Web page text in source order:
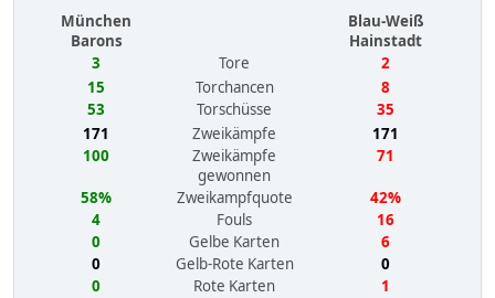
München
Barons
Blau-Weiß
Hainstadt
3
Tore
2
15
Torchancen
8
53
Torschüsse
35
171
Zweikämpfe
171
100
Zweikämpfe
gewonnen
71
58% Zweikampfquote
42%
4
Fouls
16
0
Gelbe Karten
6
0
Gelb-Rote Karten
0
0
Rote Karten
1